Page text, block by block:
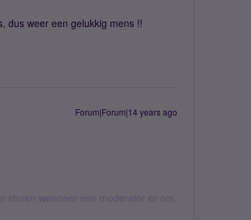
dus weer een gelukkig mens !!
Forum|Forum|14 years ago
sturen wanneer een moderator er om